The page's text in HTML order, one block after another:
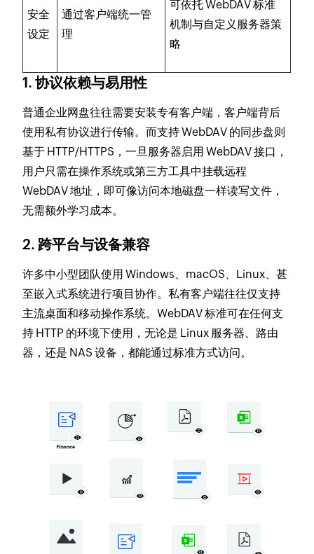
安全
设定
通过客户端统一管
理
可依托 WebDAV 标准
机制与自定义服务器策
略
1. 协议依赖与易用性
普通企业网盘往往需要安装专有客户端，客户端背后
使用私有协议进行传输。而支持 WebDAV 的同步盘则
基于 HTTP/HTTPS，一旦服务器启用 WebDAV 接口，
用户只需在操作系统或第三方工具中挂载远程
WebDAV 地址，即可像访问本地磁盘一样读写文件，
无需额外学习成本。
2. 跨平台与设备兼容
许多中小型团队使用 Windows、macOS、Linux、甚
至嵌入式系统进行项目协作。私有客户端往往仅支持
主流桌面和移动操作系统。WebDAV 标准可在任何支
持 HTTP 的环境下使用，无论是 Linux 服务器、路由
器，还是 NAS 设备，都能通过标准方式访问。